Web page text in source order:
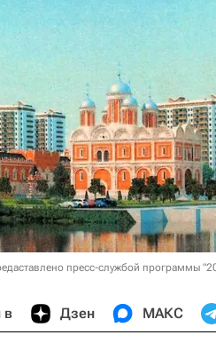
пресс-службой программы
в Дзен МАКС